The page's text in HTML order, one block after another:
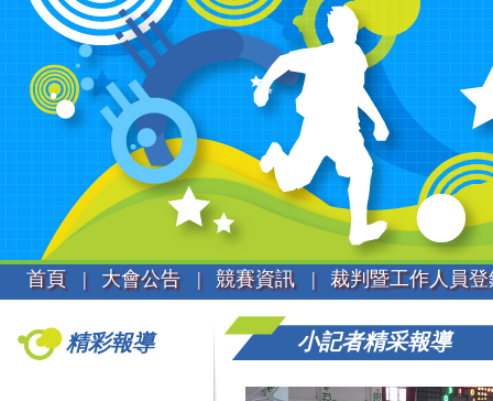
首頁 | 大會公告 | 競賽資訊 | 裁判暨工作人員
精彩報導 小記者精采報導